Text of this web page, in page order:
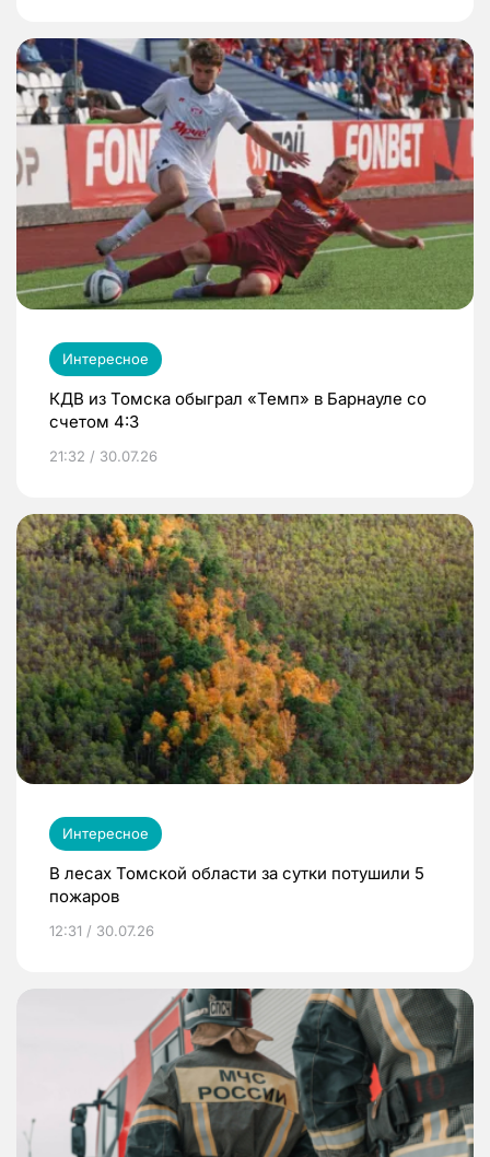
Интересное
КДВ из Томска обыграл «Темп» в Барнауле со
счетом 4:3
21:32 / 30.07.26
Интересное
В лесах Томской области за сутки потушили 5
пожаров
12:31 / 30.07.26